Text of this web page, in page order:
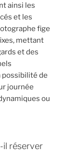
ainsi les
et les
fige
mettant
et des
de
journée
ou
il réserver